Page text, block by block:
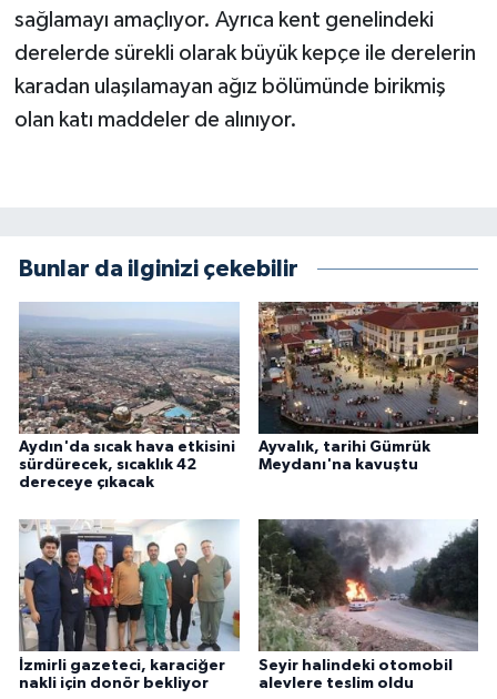
sağlamayı amaçlıyor. Ayrıca kent genelindeki
derelerde sürekli olarak büyük kepçe ile derelerin
karadan ulaşılamayan ağız bölümünde birikmiş
olan katı maddeler de alınıyor.
Bunlar da ilginizi çekebilir
Aydın'da sıcak hava etkisini
sürdürecek, sıcaklık 42
dereceye çıkacak
Ayvalık, tarihi Gümrük
Meydanı'na kavuştu
İzmirli gazeteci, karaciğer
nakli için donör bekliyor
Seyir halindeki otomobil
alevlere teslim oldu